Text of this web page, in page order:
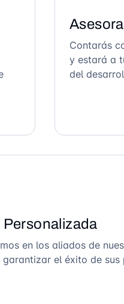
Contarás
y estará a
del
en los aliados de
garantizar el éxito de sus